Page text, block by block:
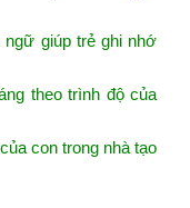
giúp trẻ ghi nhớ
theo trình độ của
con trong nhà tạo